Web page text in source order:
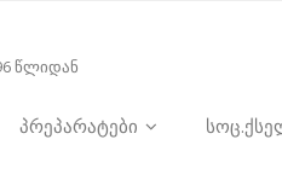
წლიდან
პრეპარატები